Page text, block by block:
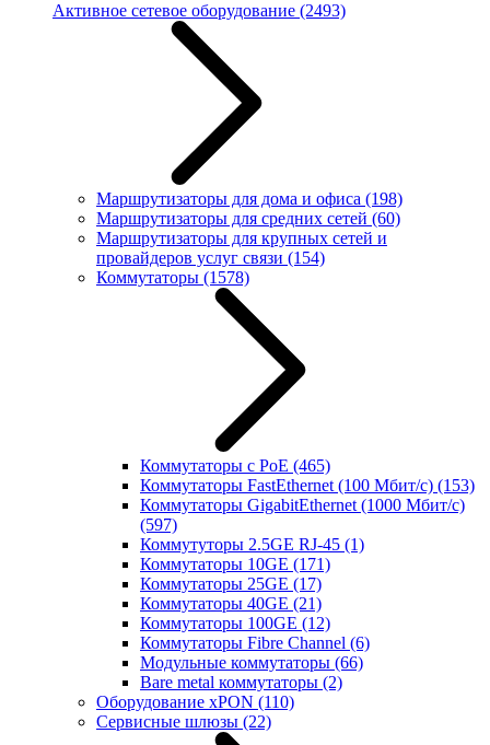
Активное сетевое оборудование (2493)
Маршрутизаторы для дома и офиса (198)
Маршрутизаторы для средних сетей (60)
Маршрутизаторы для крупных сетей и
провайдеров услуг связи (154)
Коммутаторы (1578)
Коммутаторы с PoE (465)
Коммутаторы FastEthernet (100 Мбит/с) (153)
Коммутаторы GigabitEthernet (1000 Мбит/с)
(597)
Коммутуторы 2.5GE RJ-45 (1)
Коммутаторы 10GE (171)
Коммутаторы 25GE (17)
Коммутаторы 40GE (21)
Коммутаторы 100GE (12)
Коммутаторы Fibre Channel (6)
Модульные коммутаторы (66)
Bare metal коммутаторы (2)
Оборудование xPON (110)
Сервисные шлюзы (22)